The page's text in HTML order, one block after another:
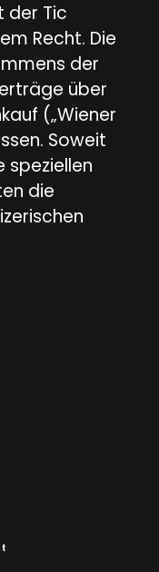
der Tic
Recht. Die
der
über
(„Wiener
Soweit
speziellen
die